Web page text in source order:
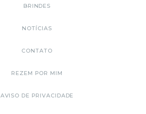
BRINDES
NOTÍCIAS
CONTATO
REZEM POR MIM
AVISO DE PRIVACIDADE